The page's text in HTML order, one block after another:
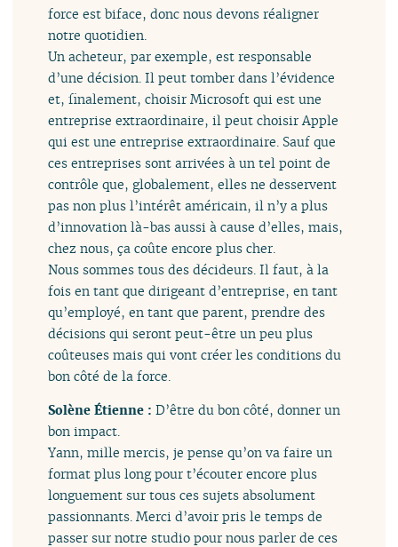
force est biface, donc nous devons réaligner
notre quotidien.
Un acheteur, par exemple, est responsable
d’une décision. Il peut tomber dans l’évidence
et, finalement, choisir Microsoft qui est une
entreprise extraordinaire, il peut choisir Apple
qui est une entreprise extraordinaire. Sauf que
ces entreprises sont arrivées à un tel point de
contrôle que, globalement, elles ne desservent
pas non plus l’intérêt américain, il n’y a plus
d’innovation là-bas aussi à cause d’elles, mais,
chez nous, ça coûte encore plus cher.
Nous sommes tous des décideurs. Il faut, à la
fois en tant que dirigeant d’entreprise, en tant
qu’employé, en tant que parent, prendre des
décisions qui seront peut-être un peu plus
coûteuses mais qui vont créer les conditions du
bon côté de la force.
Solène Étienne :D’être du bon côté, donner un
bon impact.
Yann, mille mercis, je pense qu’on va faire un
format plus long pour t’écouter encore plus
longuement sur tous ces sujets absolument
passionnants. Merci d’avoir pris le temps de
passer sur notre studio pour nous parler de ces